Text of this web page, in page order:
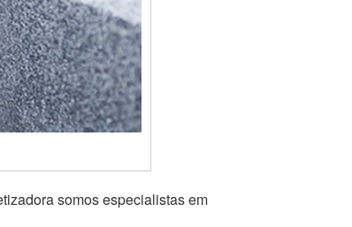
somos especialistas em